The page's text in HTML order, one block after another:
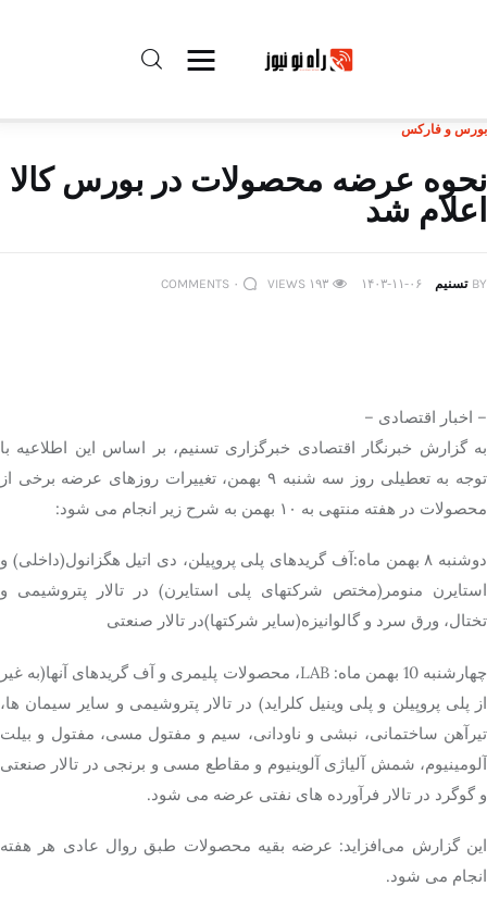
درباره راه‌ نو نیوز
تبلیغات راه نو نیوز
آوین دیلی
پایگاه خبری آبان
بورس و فارکس
نحوه عرضه محصولات در بورس کالا
اعلام شد
BY تسنیم ۱۴۰۳-۱۱-۰۶ ۱۹۳ VIEWS ۰ COMMENTS
– اخبار اقتصادی –
به گزارش خبرنگار اقتصادی خبرگزاری تسنیم، بر اساس این اطلاعیه با
توجه به تعطیلی روز سه شنبه ۹ بهمن، تغییرات روزهای عرضه برخی از
محصولات در هفته منتهی به ۱۰ بهمن به شرح زیر انجام می شود:
دوشنبه ۸ بهمن ماه:آف گریدهای پلی پروپیلن، دی اتیل هگزانول(داخلی) و
استایرن منومر(مختص شرکتهای پلی استایرن) در تالار پتروشیمی و
تختال، ورق سرد و گالوانیزه(سایر شرکتها)در تالار صنعتی
چهارشنبه 10 بهمن ماه: LAB، محصولات پلیمری و آف گریدهای آنها(به غیر
از پلی پروپیلن و پلی وینیل کلراید) در تالار پتروشیمی و سایر سیمان ها،
تیرآهن ساختمانی، نبشی و ناودانی، سیم و مفتول مسی، مفتول و بیلت
آلومینیوم، شمش آلیاژی آلوینیوم و مقاطع مسی و برنجی در تالار صنعتی
و گوگرد در تالار فرآورده های نفتی عرضه می شود.
این گزارش می‌افزاید: عرضه بقیه محصولات طبق روال عادی هر هفته
انجام می شود.